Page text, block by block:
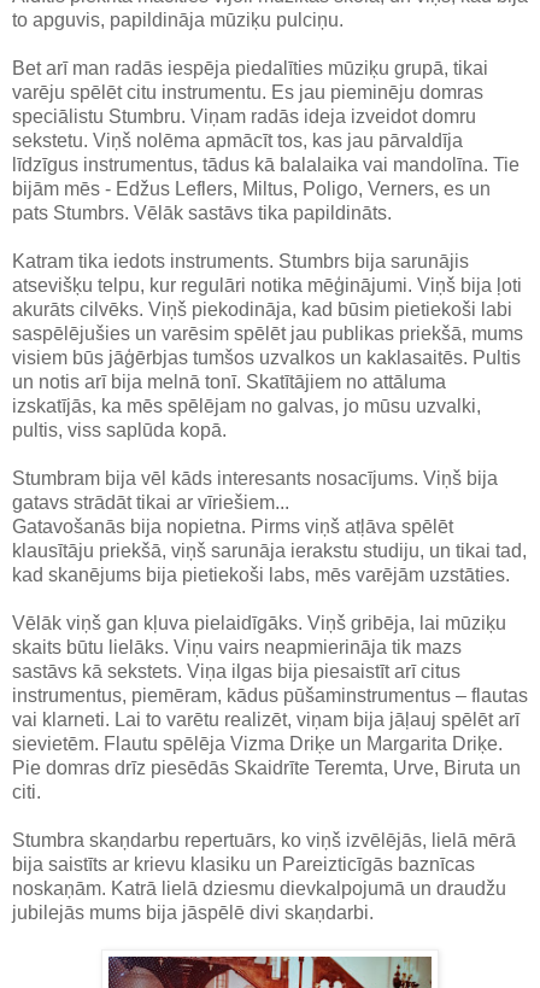
to apguvis, papildināja mūziķu pulciņu.
Bet arī man radās iespēja piedalīties mūziķu grupā, tikai
varēju spēlēt citu instrumentu. Es jau pieminēju domras
speciālistu Stumbru. Viņam radās ideja izveidot domru
sekstetu. Viņš nolēma apmācīt tos, kas jau pārvaldīja
līdzīgus instrumentus, tādus kā balalaika vai mandolīna. Tie
bijām mēs - Edžus Leflers, Miltus, Poligo, Verners, es un
pats Stumbrs. Vēlāk sastāvs tika papildināts.
Katram tika iedots instruments. Stumbrs bija sarunājis
atsevišķu telpu, kur regulāri notika mēģinājumi. Viņš bija ļoti
akurāts cilvēks. Viņš piekodināja, kad būsim pietiekoši labi
saspēlējušies un varēsim spēlēt jau publikas priekšā, mums
visiem būs jāģērbjas tumšos uzvalkos un kaklasaitēs. Pultis
un notis arī bija melnā tonī. Skatītājiem no attāluma
izskatījās, ka mēs spēlējam no galvas, jo mūsu uzvalki,
pultis, viss saplūda kopā.
Stumbram bija vēl kāds interesants nosacījums. Viņš bija
gatavs strādāt tikai ar vīriešiem...
Gatavošanās bija nopietna. Pirms viņš atļāva spēlēt
klausītāju priekšā, viņš sarunāja ierakstu studiju, un tikai tad,
kad skanējums bija pietiekoši labs, mēs varējām uzstāties.
Vēlāk viņš gan kļuva pielaidīgāks. Viņš gribēja, lai mūziķu
skaits būtu lielāks. Viņu vairs neapmierināja tik mazs
sastāvs kā sekstets. Viņa ilgas bija piesaistīt arī citus
instrumentus, piemēram, kādus pūšaminstrumentus – flautas
vai klarneti. Lai to varētu realizēt, viņam bija jāļauj spēlēt arī
sievietēm. Flautu spēlēja Vizma Driķe un Margarita Driķe.
Pie domras drīz piesēdās Skaidrīte Teremta, Urve, Biruta un
citi.
Stumbra skaņdarbu repertuārs, ko viņš izvēlējās, lielā mērā
bija saistīts ar krievu klasiku un Pareizticīgās baznīcas
noskaņām. Katrā lielā dziesmu dievkalpojumā un draudžu
jubilejās mums bija jāspēlē divi skaņdarbi.